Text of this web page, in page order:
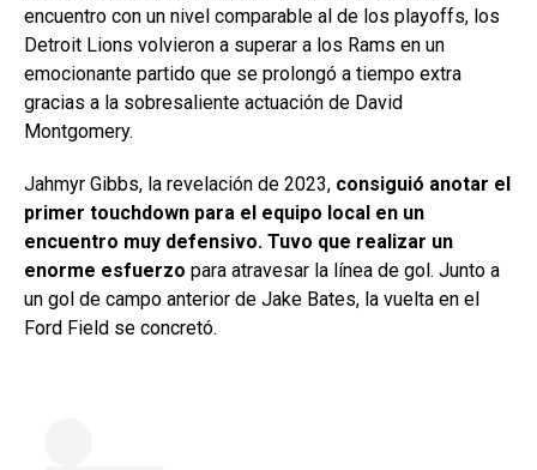
encuentro con un nivel comparable al de los playoffs, los
Detroit Lions volvieron a superar a los Rams en un
emocionante partido que se prolongó a tiempo extra
gracias a la sobresaliente actuación de David
Montgomery.
Jahmyr Gibbs, la revelación de 2023, consiguió anotar el
primer touchdown para el equipo local en un
encuentro muy defensivo. Tuvo que realizar un
enorme esfuerzo para atravesar la línea de gol. Junto a
un gol de campo anterior de Jake Bates, la vuelta en el
Ford Field se concretó.